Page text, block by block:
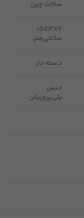
ساخت چین
۱۵x۱۳x۷
سانتی‌متر
دسته دار
جنس
پلی‌پروپیلن